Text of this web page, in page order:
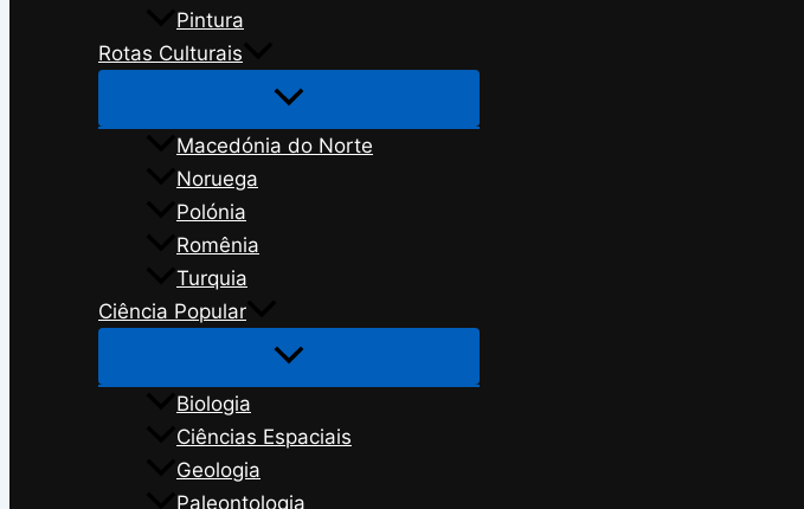
Pintura
Rotas Culturais
Macedónia do Norte
Noruega
Polónia
Romênia
Turquia
Ciência Popular
Biologia
Ciências Espaciais
Geologia
Paleontologia